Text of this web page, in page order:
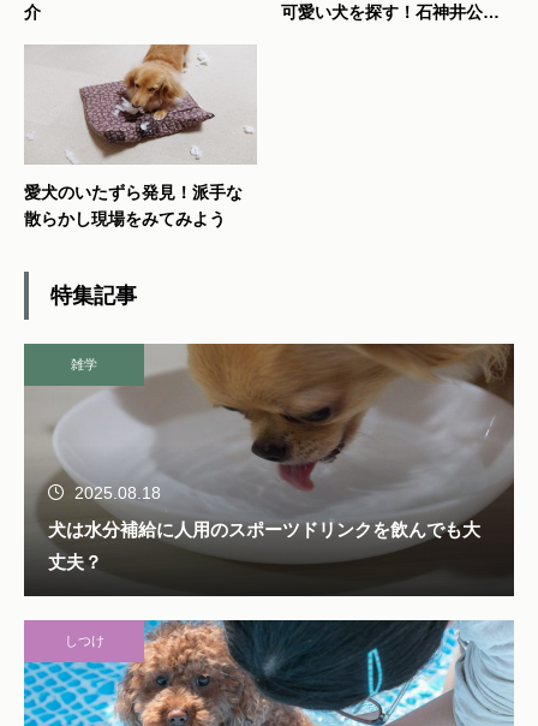
介
可愛い犬を探す！石神井公園
愛犬のいたずら発見！派手な
散らかし現場をみてみよう
特集記事
雑学
2025.08.18
犬は水分補給に人用のスポーツドリンクを飲んでも大
丈夫？
しつけ